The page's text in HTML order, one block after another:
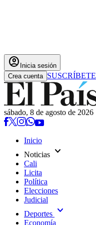
account_circle Inicia sesión
Crea cuenta SUSCRÍBETE
sábado, 8 de agosto de 2026
Inicio
Noticias expand_more
Cali
Licita
Política
Elecciones
Judicial
Deportes expand_more
Economía